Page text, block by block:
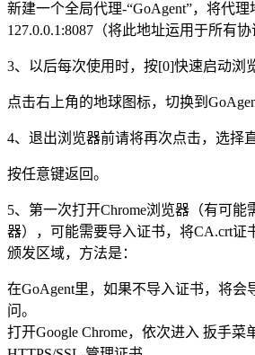
新建一个全局代理-“GoAgent”，将代理
127.0.0.1:8087（将此地址运用于所有
3、以后每次使用时，按[0]快速启动浏
点击右上角的地球图标，切换到
4、退出浏览器前请将再次点击，选择
按任意键返回。
5、第一次打开Chrome浏览器（有可能
器），可能需要导入证书，将CA.crt证
颁发区域，方法是：
在GoAgent里，如果不导入证书，将会
问。
打开Google Chrome，依次进入 扳手菜